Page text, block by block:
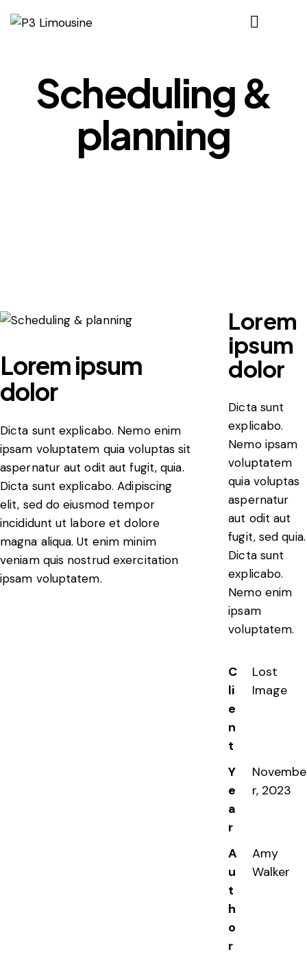
Scheduling &
planning
Lorem ipsum
dolor
Dicta sunt explicabo. Nemo enim
ipsam voluptatem quia voluptas sit
aspernatur aut odit aut fugit, quia.
Dicta sunt explicabo. Adipiscing
elit, sed do eiusmod tempor
incididunt ut labore et dolore
magna aliqua. Ut enim minim
veniam quis nostrud exercitation
ipsam voluptatem.
Lorem
ipsum
dolor
Dicta sunt
explicabo.
Nemo ipsam
voluptatem
quia voluptas
aspernatur
aut odit aut
fugit, sed quia.
Dicta sunt
explicabo.
Nemo enim
ipsam
voluptatem.
C
li
e
n
t
Lost
Image
Y
e
a
r
Novembe
r, 2023
A
u
t
h
o
r
Amy
Walker